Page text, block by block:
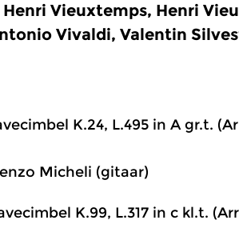
Henri Vieuxtemps, Henri
Vivaldi, Valentin
K.24, L.495 in A gr.t.
Micheli (gitaar)
K.99, L.317 in c kl.t.